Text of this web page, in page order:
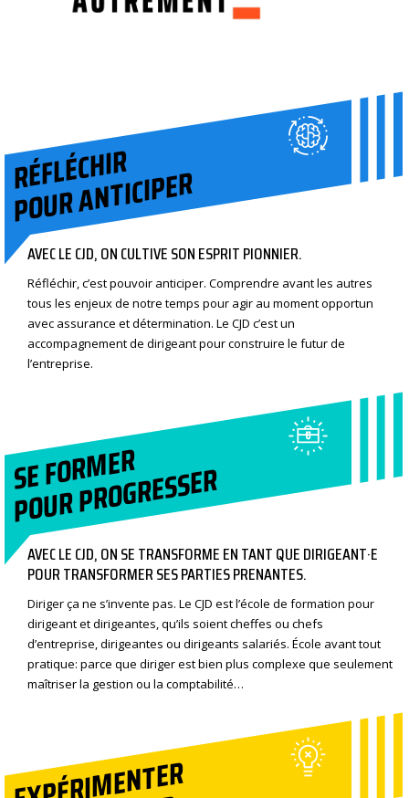
RÉFLÉCHIR
POUR ANTICIPER
AVEC LE CJD, ON CULTIVE SON ESPRIT PIONNIER.
Réfléchir, c’est pouvoir anticiper. Comprendre avant les autres
tous les enjeux de notre temps pour agir au moment opportun
avec assurance et détermination. Le CJD c’est un
accompagnement de dirigeant pour construire le futur de
l’entreprise.
SE FORMER
POUR PROGRESSER
AVEC LE CJD, ON SE TRANSFORME EN TANT QUE DIRIGEANT·E
POUR TRANSFORMER SES PARTIES PRENANTES.
Diriger ça ne s’invente pas. Le CJD est l’école de formation pour
dirigeant et dirigeantes, qu’ils soient cheffes ou chefs
d’entreprise, dirigeantes ou dirigeants salariés. École avant tout
pratique: parce que diriger est bien plus complexe que seulement
maîtriser la gestion ou la comptabilité…